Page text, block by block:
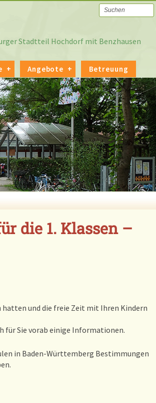
Stadtteil Hochdorf mit Benzhausen
Angebote Betreuung
die 1. Klassen –
hatten und die freie Zeit mit Ihren Kindern
für Sie vorab einige Informationen.
in Baden-Württemberg Bestimmungen